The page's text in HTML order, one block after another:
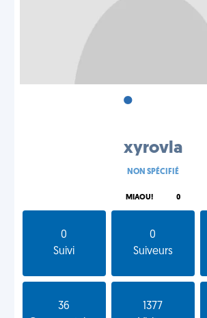
•
xyrovla
NON SPÉCIFIÉ
MIAOU! 0
0
Suivi
0
Suiveurs
36
1377